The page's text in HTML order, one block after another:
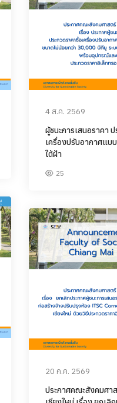
4 ส.ค. 2569
ผู้ชนะการเสนอราคา
เครื่องปรับอากาศแบ
ใต้ฝ้า
25
20 ก.ค. 2569
ประกาศคณะสังคมศา